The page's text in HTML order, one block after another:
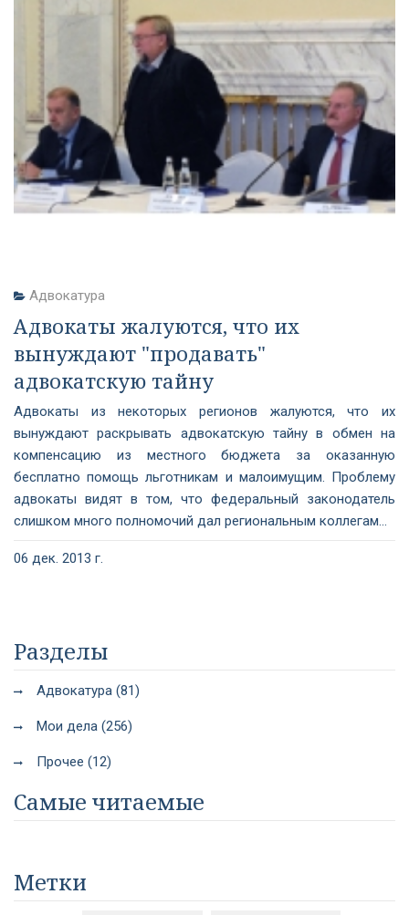
Адвокатура
Адвокаты жалуются, что их
вынуждают "продавать"
адвокатскую тайну
Адвокаты из некоторых регионов жалуются, что их
вынуждают раскрывать адвокатскую тайну в обмен на
компенсацию из местного бюджета за оказанную
бесплатно помощь льготникам и малоимущим. Проблему
адвокаты видят в том, что федеральный законодатель
слишком много полномочий дал региональным коллегам...
06 дек. 2013 г.
Разделы
Адвокатура (81)
Мои дела (256)
Прочее (12)
Самые читаемые
Метки